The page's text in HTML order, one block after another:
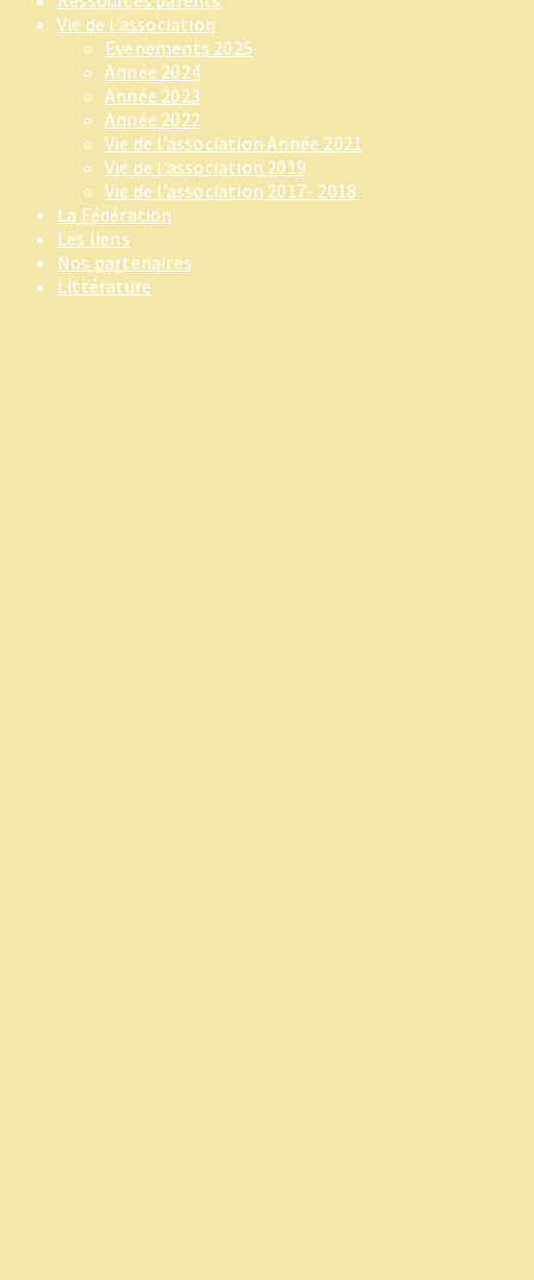
Vie de l’association
Evènements 2025
Année 2024
Année 2023
Année 2022
Vie de l’association Année 2021
Vie de l’association 2019
Vie de l’association 2017- 2018
La Fédération
Les liens
Nos partenaires
Littérature